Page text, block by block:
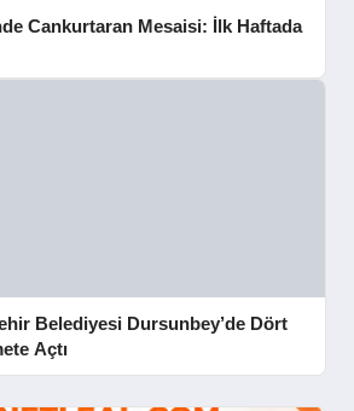
Cankurtaran Mesaisi: İlk Haftada
Belediyesi Dursunbey’de Dört
Açtı